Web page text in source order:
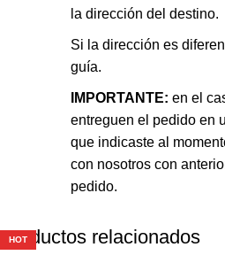
la dirección del destino.
Si la dirección es
guía.
IMPORTANTE: en el
entreguen el pedido en
que indicaste al
con nosotros con
pedido.
Productos relacionados
HOT